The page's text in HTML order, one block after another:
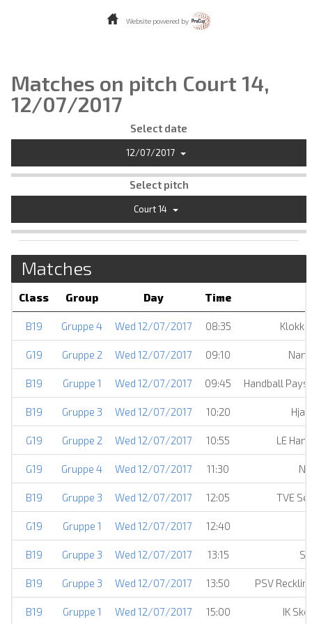
Website powered by
Matches on pitch Court 14,
12/07/2017
Select date
12/07/2017
Select pitch
Court 14
Matches
Class Group Day Time
B19 Gruppe 4 Wed 12/07/2017 08:35
G19 Gruppe 2 Wed 12/07/2017 09:10
B19 Gruppe 1 Wed 12/07/2017 09:45 Handball
B19 Gruppe 3 Wed 12/07/2017 10:20
G19 Gruppe 2 Wed 12/07/2017 10:55 LE
G19 Gruppe 4 Wed 12/07/2017 11:30
B19 Gruppe 3 Wed 12/07/2017 12:05 TVE
G19 Gruppe 1 Wed 12/07/2017 12:40
B19 Gruppe 3 Wed 12/07/2017 13:15
B19 Gruppe 3 Wed 12/07/2017 13:50 PSV
B19 Gruppe 1 Wed 12/07/2017 15:00 IK